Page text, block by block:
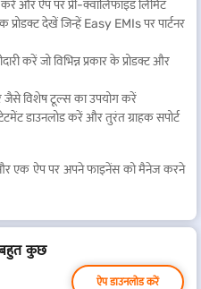
और ऐप पर प्री-क्वालिफाइड लिमिट
प्रोडक्ट देखें जिन्हें Easy EMIs पर पार्टनर
करें जो विभिन्न प्रकार के प्रोडक्ट और
विशेष टूल्स का उपयोग करें
डाउनलोड करें और तुरंत ग्राहक सपोर्ट
एक ऐप पर अपने फाइनेंस को मैनेज करने
कुछ
ऐप डाउनलोड करें